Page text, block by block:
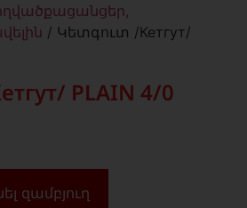
/ Կետգուտ /Кетгут/
PLAIN 4/0
զամբյուղ